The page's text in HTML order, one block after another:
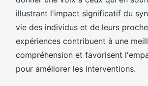
illustrant l'impact significatif du
vie des individus et de leurs
expériences contribuent à une
compréhension et favorisent
pour améliorer les interventions.